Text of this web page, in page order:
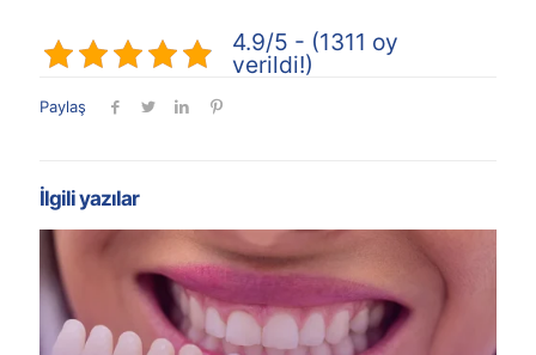
4.9/5 - (1311 oy
verildi!)
Paylaş
İlgili yazılar